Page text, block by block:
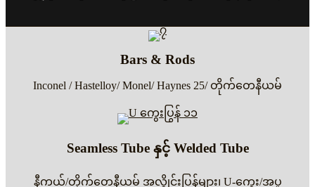
Bars & Rods
Inconel / Hastelloy/ Monel/ Haynes 25/ တိုက်တေနီယမ်
Seamless Tube နှင့် Welded Tube
နီကယ်/တိုက်တေနီယမ် အလွိုင်းပြွန်များ၊ U-ကွေး/အပူ